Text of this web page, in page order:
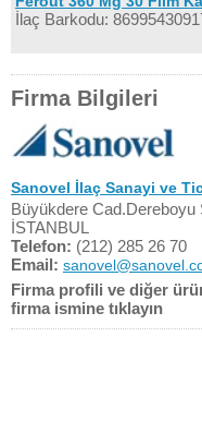
İlaç Barkodu:
Firma Bilgileri
Sanovel İlaç Sanayi ve
Büyükdere
İSTANBUL
Telefon: (212) 285 26 70
Email:
Firma profili ve diğer
firma ismine tıklayın